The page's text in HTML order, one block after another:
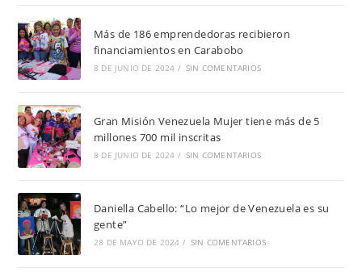
Más de 186 emprendedoras recibieron
financiamientos en Carabobo
8 DE JUNIO DE 2024 / SIN COMENTARIOS
Gran Misión Venezuela Mujer tiene más de 5
millones 700 mil inscritas
8 DE JUNIO DE 2024 / SIN COMENTARIOS
Daniella Cabello: “Lo mejor de Venezuela es su
gente”
28 DE MAYO DE 2024 / SIN COMENTARIOS